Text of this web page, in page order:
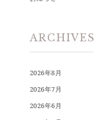
ARCHIVES
2026年8月
2026年7月
2026年6月